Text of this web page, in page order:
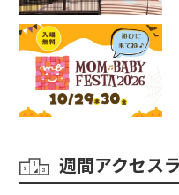
週間アクセス